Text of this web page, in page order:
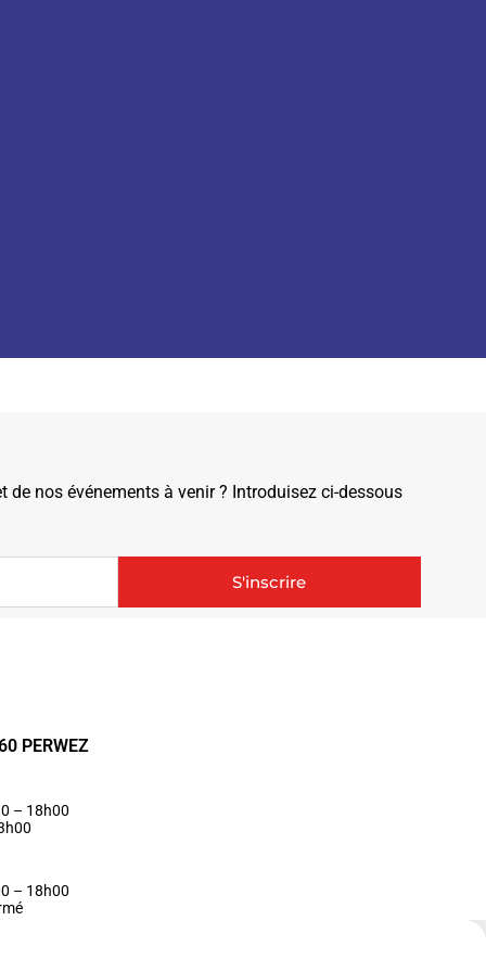
nos événements à venir ? Introduisez ci-dessous
S'inscrire
PERWEZ
– 18h00
– 18h00